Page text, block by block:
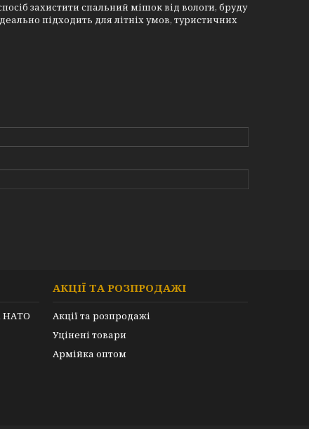
захистити спальний мішок від вологи, бруду
підходить для літніх умов, туристичних
НАТО
АКЦІЇ ТА РОЗПРОДАЖІ
Акції та розпродажі
Уцінені товари
Армійка оптом